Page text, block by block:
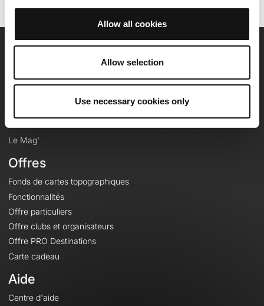
Allow all cookies
Allow selection
Use necessary cookies only
Equipe
Le Mag'
Offres
Fonds de cartes topographiques
Fonctionnalités
Offre particuliers
Offre clubs et organisateurs
Offre PRO Destinations
Carte cadeau
Aide
Centre d'aide